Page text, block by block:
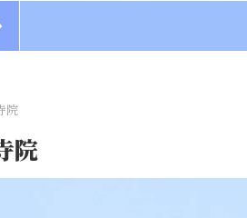
院
院